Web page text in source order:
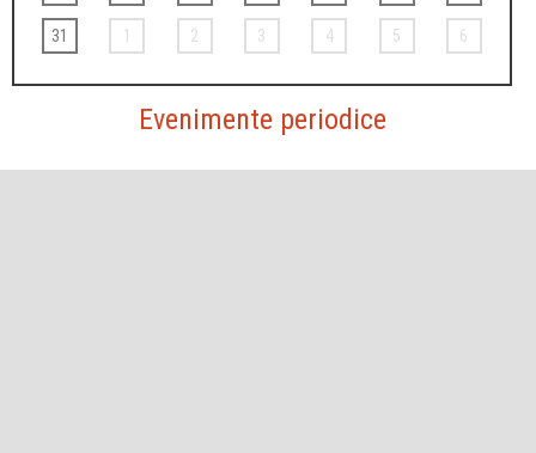
31 1 2 3 4 5 6
Evenimente periodice